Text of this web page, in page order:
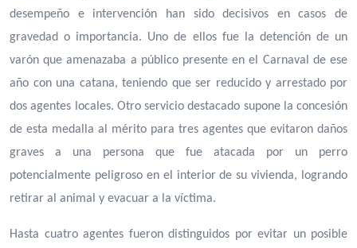
desempeño e intervención han sido decisivos en casos de
gravedad o importancia. Uno de ellos fue la detención de un
varón que amenazaba a público presente en el Carnaval de ese
año con una catana, teniendo que ser reducido y arrestado por
dos agentes locales. Otro servicio destacado supone la concesión
de esta medalla al mérito para tres agentes que evitaron daños
graves a una persona que fue atacada por un perro
potencialmente peligroso en el interior de su vivienda, logrando
retirar al animal y evacuar a la víctima.
Hasta cuatro agentes fueron distinguidos por evitar un posible